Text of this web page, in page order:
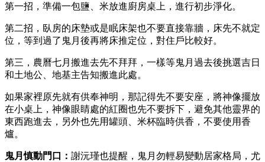
第一招，準備一包鹽、米放進廚房桌上，進行初步淨化。
第二招，臥房的床墊或是眠床架也不要直接靠牆，床先不就定
位，等到過了鬼月後再將床推定位，對住戶比較好。
第三，農曆七月搬進去先不拜拜，一樣等鬼月過去後挑選吉日
和土地公、地基主告知搬進此處。
如果家裡原先就有供奉神明，那記得先不要安座，將神像擺放
在小桌上，神像眼睛處的紅圈也先不要拆下，避免其他靈界的
東西跑進去，另外也先用罐頭、米杯臨時供香，不要使用香
爐。
鬼月慎動門口： 謝沅瑾也提醒，鬼月勿輕易變動居家格局，尤